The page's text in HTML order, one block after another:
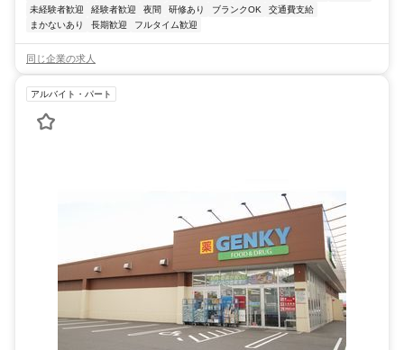
未経験者歓迎
経験者歓迎 夜間 研修あり ブランクOK
交通費支給
まかないあり
長期歓迎 フルタイム歓迎
同じ企業の求人
アルバイト・パート